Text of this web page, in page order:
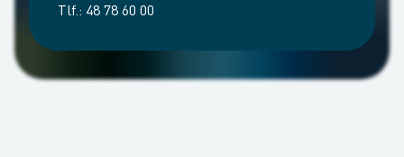
Tlf.: 48 78 60 00